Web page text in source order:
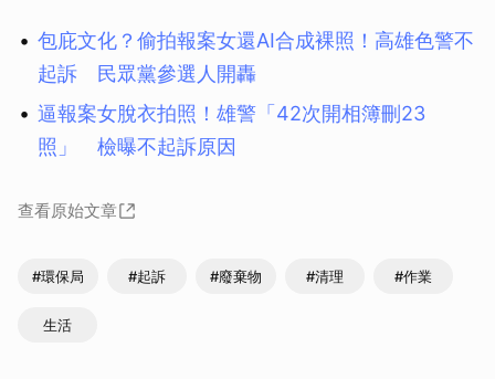
包庇文化？偷拍報案女還AI合成裸照！高雄色警不
起訴 民眾黨參選人開轟
逼報案女脫衣拍照！雄警「42次開相簿刪23
照」 檢曝不起訴原因
查看原始文章
#環保局 #起訴 #廢棄物 #清理 #作業
生活